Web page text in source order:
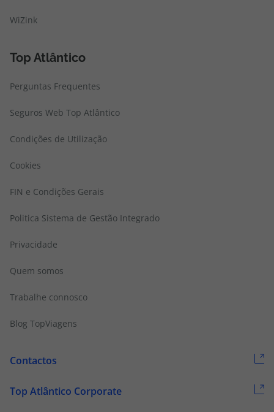
WiZink
Top Atlântico
Perguntas Frequentes
Seguros Web Top Atlântico
Condições de Utilização
Cookies
FIN e Condições Gerais
Politica Sistema de Gestão Integrado
Privacidade
Quem somos
Trabalhe connosco
Blog TopViagens
Contactos
Top Atlântico Corporate